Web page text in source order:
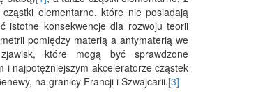
elementarne, które nie posiadają
istotne konsekwencje dla rozwoju teorii
pomiędzy materią a antymaterią we
które mogą być sprawdzone
i najpotężniejszym akceleratorze cząstek
na granicy Francji i Szwajcarii.[3]